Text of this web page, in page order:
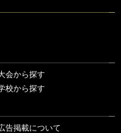
会から探す
校から探す
告掲載について